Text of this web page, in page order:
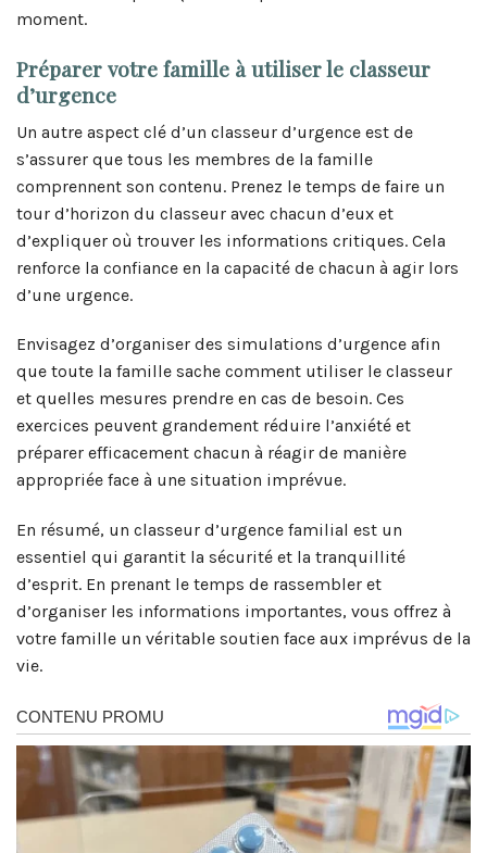
moment.
Préparer votre famille à utiliser le classeur
d’urgence
Un autre aspect clé d’un classeur d’urgence est de
s’assurer que tous les membres de la famille
comprennent son contenu. Prenez le temps de faire un
tour d’horizon du classeur avec chacun d’eux et
d’expliquer où trouver les informations critiques. Cela
renforce la confiance en la capacité de chacun à agir lors
d’une urgence.
Envisagez d’organiser des simulations d’urgence afin
que toute la famille sache comment utiliser le classeur
et quelles mesures prendre en cas de besoin. Ces
exercices peuvent grandement réduire l’anxiété et
préparer efficacement chacun à réagir de manière
appropriée face à une situation imprévue.
En résumé, un classeur d’urgence familial est un
essentiel qui garantit la sécurité et la tranquillité
d’esprit. En prenant le temps de rassembler et
d’organiser les informations importantes, vous offrez à
votre famille un véritable soutien face aux imprévus de la
vie.